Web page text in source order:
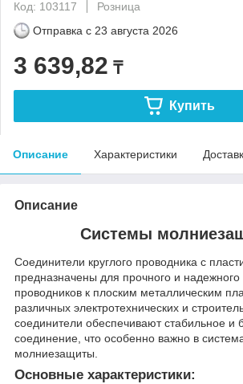
Код: 103117
Розница
Отправка с 23 августа 2026
3 639,82 ₸
Купить
Описание Характеристики
Описание
Системы
Соединители круглого проводника с
предназначены для прочного и надежного
проводников к плоским металлическим
различных электротехнических и
соединители обеспечивают стабильное и
соединение, что особенно важно в
молниезащиты.
Основные характеристики: